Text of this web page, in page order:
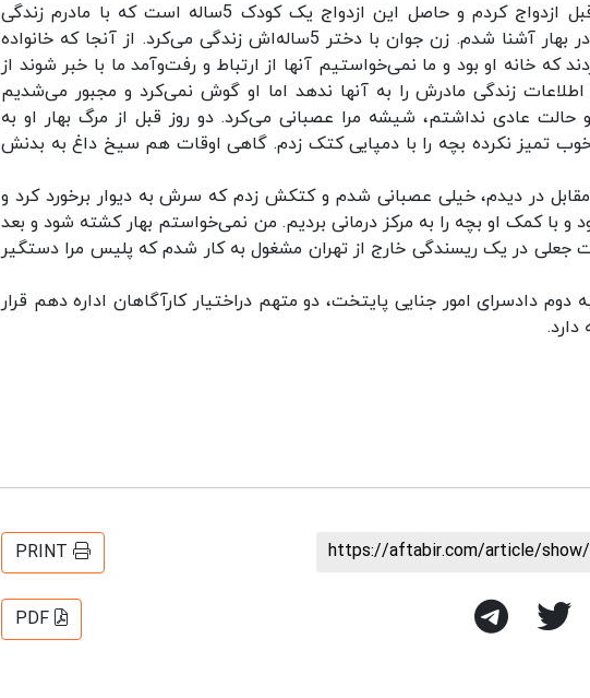
متهم 27ساله در تحقیقات گفت: سال‌ها قبل ازدواج کردم و حاصل این ازدواج یک کودک 5ساله است که با مادرم زندگی
می‌کند. یک سال قبل در فضای مجازی با مادر بهار آشنا شدم. زن جوان با دختر 5ساله‌اش زندگی می‌کرد. از آنجا که خانواده
که خانه او بود و ما نمی‌خواستیم آنها از ارتباط و رفت‌وآمد ما با خبر شوند از
زندگی مادرش را به آنها ندهد اما او گوش نمی‌کرد و مجبور می‌شدیم
عادی نداشتم، شیشه مرا عصبانی می‌کرد. دو روز قبل از مرگ بهار او به
خوب تمیز نکرده بچه را با دمپایی کتک زدم. گاهی اوقات هم سیخ داغ به بدنش
مقابل در دیدم، خیلی عصبانی شدم و کتکش زدم که سرش به دیوار برخورد کرد و
با کمک او بچه را به مرکز درمانی بردیم. من نمی‌خواستم بهار کشته شود و بعد
جعلی در یک ریسندگی خارج از تهران مشغول به کار شدم که پلیس مرا دستگیر
دادسرای امور جنایی پایتخت، دو متهم دراختیار کارآگاهان اداره دهم قرار
https://aftabir.com/article/
PRINT
PDF